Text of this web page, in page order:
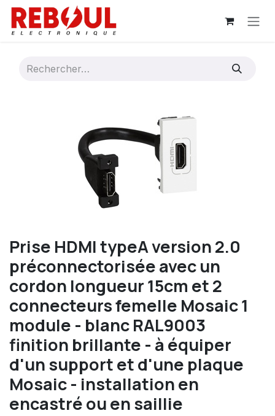
Se rendre au contenu
Prise HDMI typeA version 2.0
préconnectorisée avec un
cordon longueur 15cm et 2
connecteurs femelle Mosaic 1
module - blanc RAL9003
finition brillante - à équiper
d'un support et d'une plaque
Mosaic - installation en
encastré ou en saillie